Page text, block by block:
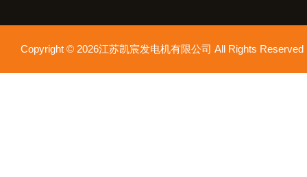
Copyright © 2026江苏凯宸发电机有限公司 All Rights